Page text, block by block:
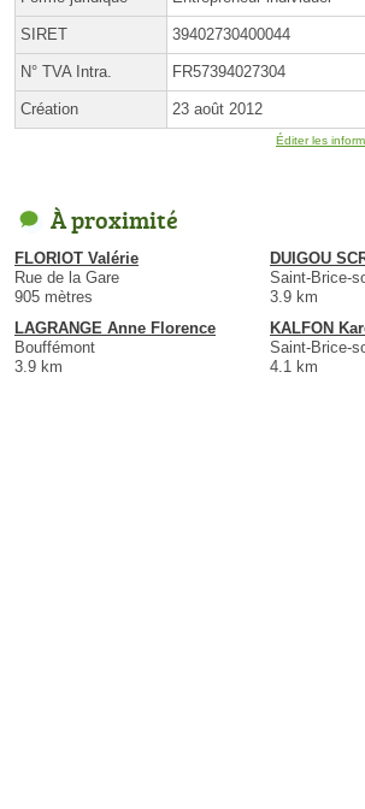
SIRET 39402730400044
N° TVA Intra. FR57394027304
Création 23 août 2012
Éditer les
À proximité
FLORIOT Valérie
Rue de la Gare
905 mètres
DUIGOU
Saint-Brice-
3.9 km
LAGRANGE Anne Florence
Bouffémont
3.9 km
KALFON
Saint-Brice-
4.1 km